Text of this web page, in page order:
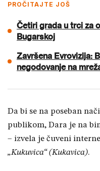
PROČITAJTE JOŠ
Četiri grada u trci za
Bugarskoj
Završena Evrovizija:
negodovanje na
Da bi se na poseban
publikom, Dara je na
– izvela je čuveni
„Kukuvica“ (Kukavica).